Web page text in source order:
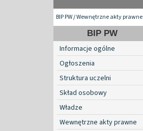
BIP PW/Wewnętrzne akty prawne
BIP PW
Informacje ogólne
Ogłoszenia
Struktura uczelni
Skład osobowy
Władze
Wewnętrzne akty prawne